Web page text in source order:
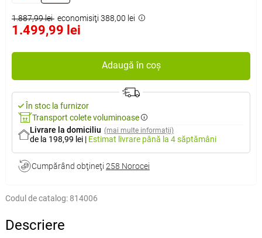
1.887,99 lei economisiţi 388,00 lei
1.499,99 lei
Adaugă în coș
În stoc la furnizor
Transport colete voluminoase
Livrare la domiciliu (mai multe informații)
de la 198,99 lei | Estimat livrare până la 4 săptămâni
Cumpărând obţineţi 258 Norocei
Codul de catalog: 814006
Descriere